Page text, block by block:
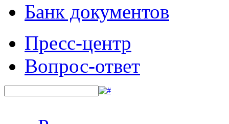
Банк документов
Пресс-центр
Вопрос-ответ